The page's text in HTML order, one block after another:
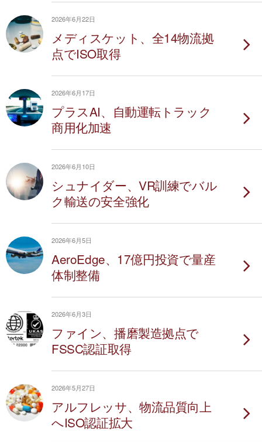
2026年6月22日
メディスケット、全14物流拠
点でISO取得
2026年6月17日
プラスAI、自動運転トラック
商用化加速
2026年6月10日
シュナイダー、VR訓練でバル
ク輸送の安全強化
2026年6月5日
AeroEdge、17億円投資で量産
体制整備
2026年6月3日
ファイン、播磨製造拠点で
FSSC認証取得
2026年5月27日
アルフレッサ、物流品質向上
へISO認証拡大